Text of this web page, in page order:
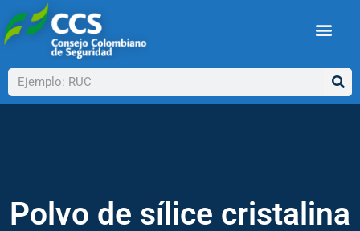
al
contenido
Buscar
Polvo de sílice cristalina